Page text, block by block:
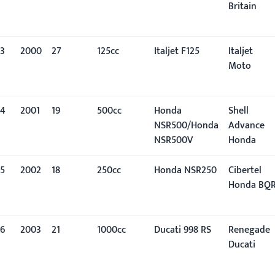
Britain
3 2000 27º 125cc Italjet F125
Italjet
Moto
4 2001 19º 500cc
Honda
NSR500/Honda
NSR500V
Shell
Advance
Honda
5
2002 18º 250cc Honda NSR250
Cibertel
Honda
6 2003 21º 1000cc Ducati 998 RS
Renegade
Ducati